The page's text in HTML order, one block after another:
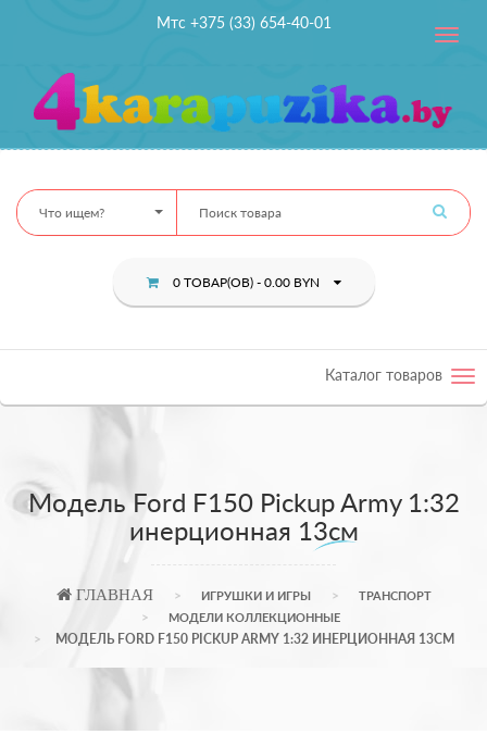
Мтс +375 (33) 654-40-01
Toggle
Что ищем?
0 ТОВАР(ОВ) - 0.00 BYN
Каталог товаров
Модель Ford F150 Pickup Army 1:32
инерционная 13см
ГЛАВНАЯ ИГРУШКИ И ИГРЫ
ТРАНСПОРТ
МОДЕЛИ КОЛЛЕКЦИОННЫЕ
МОДЕЛЬ FORD F150 PICKUP ARMY 1:32 ИНЕРЦИОННАЯ 13СМ